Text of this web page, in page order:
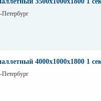
Петербург
4000х1000х1800 1
Петербург